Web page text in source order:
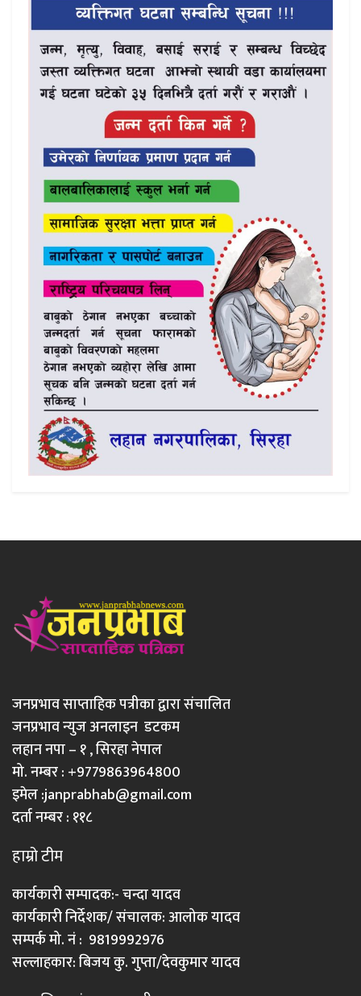
जनप्रभाव साप्ताहिक पत्रीका द्वारा संचालित
जनप्रभाव न्युज अनलाइन डटकम
लहान नपा – १ , सिरहा नेपाल
मो. नम्बर : +9779863964800
इमेल :janprabhab@gmail.com
दर्ता नम्बर : ११८
हाम्रो टीम
कार्यकारी सम्पादक:- चन्दा यादव
कार्यकारी निर्देशक/ संचालक: आलोक यादव
सम्पर्क मो. नं : 9819992976
सल्लाहकार: बिजय कु. गुप्ता/देवकुमार यादव